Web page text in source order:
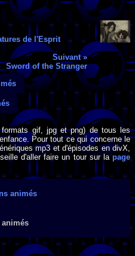
de l'Esprit
Suivant »
Sword of the Stranger
gif, jpg et png) de tous les
Pour tout ce qui concerne le
mp3 et d'épisodes en divX,
d'aller faire un tour sur lapage
animés